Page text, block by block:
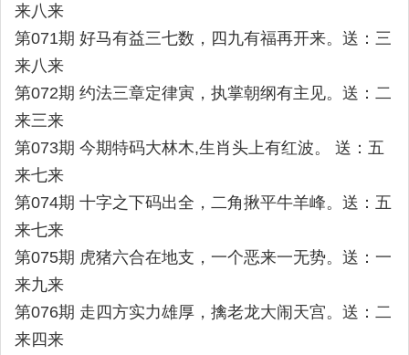
来八来
第071期 好马有益三七数，四九有福再开来。送：三
来八来
第072期 约法三章定律寅，执掌朝纲有主见。送：二
来三来
第073期 今期特码大林木,生肖头上有红波。 送：五
来七来
第074期 十字之下码出全，二角揪平牛羊峰。送：五
来七来
第075期 虎猪六合在地支，一个恶来一无势。送：一
来九来
第076期 走四方实力雄厚，擒老龙大闹天宫。送：二
来四来